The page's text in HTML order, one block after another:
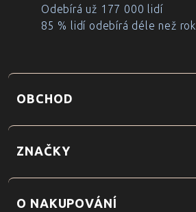
Odebírá už 177 000 lidí
85 % lidí odebírá déle než rok
OBCHOD
ZNAČKY
O NAKUPOVÁNÍ